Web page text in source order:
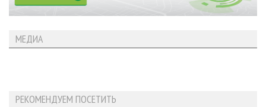
МЕДИА
РЕКОМЕНДУЕМ ПОСЕТИТЬ